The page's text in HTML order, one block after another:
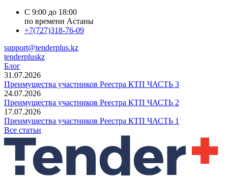
С 9:00 до 18:00
по времени Астаны
+7(727)318-76-09
support@tenderplus.kz
tenderpluskz
Блог
31.07.2026
Преимущества участников Реестра КТП ЧАСТЬ 3
24.07.2026
Преимущества участников Реестра КТП ЧАСТЬ 2
17.07.2026
Преимущества участников Реестра КТП ЧАСТЬ 1
Все статьи